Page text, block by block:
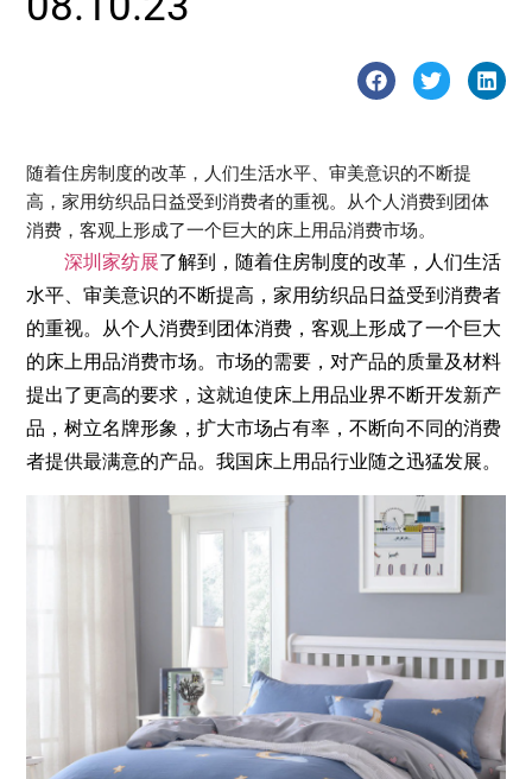
随着住房制度的改革，人们生活水平、审美意识的不断提
高，家用纺织品日益受到消费者的重视。从个人消费到团体
消费，客观上形成了一个巨大的床上用品消费市场。
深圳家纺展了解到，随着住房制度的改革，人们生活
水平、审美意识的不断提高，家用纺织品日益受到消费者
的重视。从个人消费到团体消费，客观上形成了一个巨大
的床上用品消费市场。市场的需要，对产品的质量及材料
提出了更高的要求，这就迫使床上用品业界不断开发新产
品，树立名牌形象，扩大市场占有率，不断向不同的消费
者提供最满意的产品。我国床上用品行业随之迅猛发展。